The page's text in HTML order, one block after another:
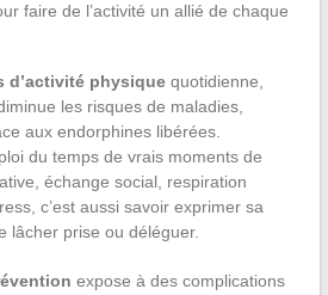
faire de l’activité un allié de chaque
d’activité physiquequotidienne,
les risques de maladies,
aux endorphines libérées.
du temps de vrais moments de
échange social, respiration
c’est aussi savoir exprimer sa
lâcher prise ou déléguer.
expose à des complications